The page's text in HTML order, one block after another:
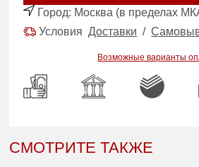
Город: Москва (в пределах
УсловияДоставки /
Возможные варианты
СМОТРИТЕ ТАКЖЕ